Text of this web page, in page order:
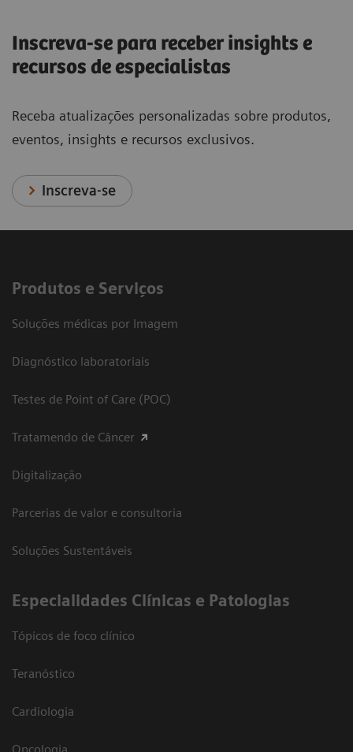
Inscreva-se para receber insights e
recursos de especialistas
Receba atualizações personalizadas sobre produtos,
eventos, insights e recursos exclusivos.
Inscreva-se
Produtos e Serviços
Soluções médicas por Imagem
Diagnóstico laboratoriais
Testes de Point of Care (POC)
Tratamendo de Câncer
Digitalização
Parcerias de valor e consultoria
Soluções Sustentáveis
​Especialidades Clínicas e Patologias
Tópicos de foco clínico
Teranóstico
Cardiologia